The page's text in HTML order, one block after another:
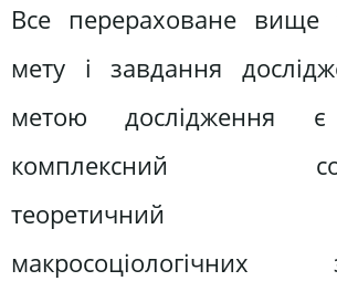
Все перераховане вище
мету і завдання
метою дослідження є
комплексний
теоретичний